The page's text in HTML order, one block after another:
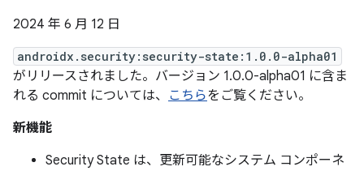
2024 年 6 月 12 日
androidx.security:security-state:1.0.0-alpha01
がリリースされました。バージョン 1.0.0-alpha01 に含ま
れる commit については、 こちらをご覧ください。
新機能
Security State は、更新可能なシステム コンポーネ